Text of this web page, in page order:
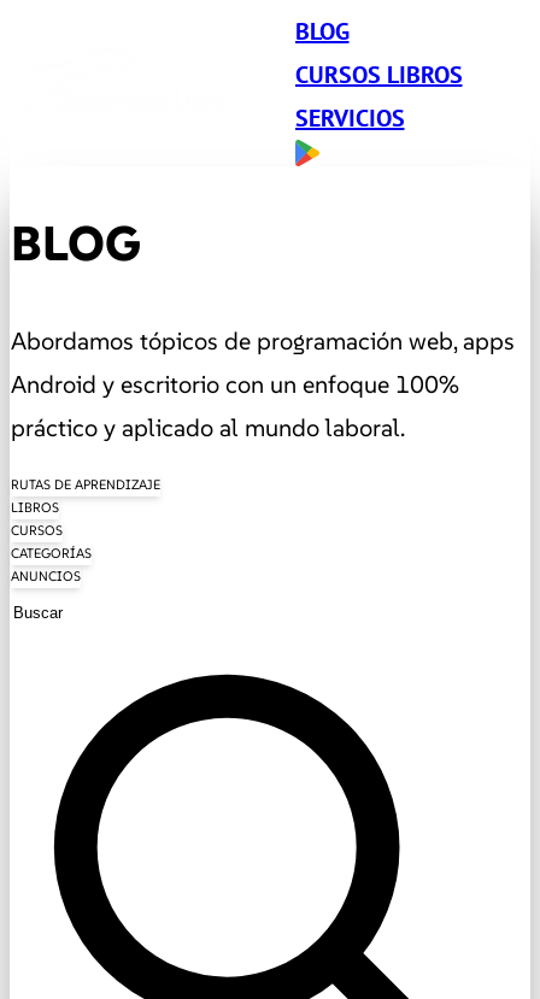
BLOG
CURSOS LIBROS
SERVICIOS
BLOG
Abordamos tópicos de programación web, apps
Android y escritorio con un enfoque 100%
práctico y aplicado al mundo laboral.
RUTAS DE APRENDIZAJE
LIBROS
CURSOS
CATEGORÍAS
ANUNCIOS